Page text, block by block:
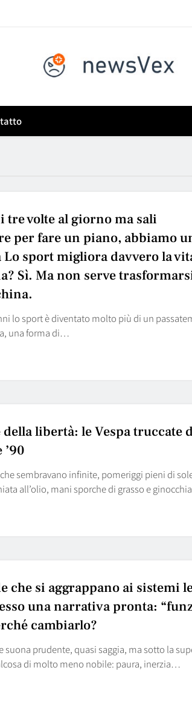
Le aziende che si aggrappano ai sistemi
VEX
tre volte al giorno ma sali
per fare un piano, abbiamo
sport migliora davvero la
Sì. Ma non serve
lo sport è diventato molto più di un
una forma di…
libertà: le Vespa truccate
’90
che sembravano infinite, pomeriggi pieni di
all’olio, mani sporche di grasso e
che si aggrappano ai sistemi
una narrativa pronta:
cambiarlo?
suona prudente, quasi saggia, ma sotto la
di molto meno nobile: paura, inerzia…